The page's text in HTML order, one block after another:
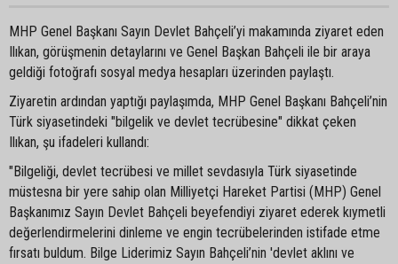
MHP Genel Başkanı Sayın Devlet Bahçeli’yi makamında ziyaret eden
Ilıkan, görüşmenin detaylarını ve Genel Başkan Bahçeli ile bir araya
geldiği fotoğrafı sosyal medya hesapları üzerinden paylaştı.
Ziyaretin ardından yaptığı paylaşımda, MHP Genel Başkanı Bahçeli’nin
Türk siyasetindeki "bilgelik ve devlet tecrübesine" dikkat çeken
Ilıkan, şu ifadeleri kullandı:
"Bilgeliği, devlet tecrübesi ve millet sevdasıyla Türk siyasetinde
müstesna bir yere sahip olan Milliyetçi Hareket Partisi (MHP) Genel
Başkanımız Sayın Devlet Bahçeli beyefendiyi ziyaret ederek kıymetli
değerlendirmelerini dinleme ve engin tecrübelerinden istifade etme
fırsatı buldum. Bilge Liderimiz Sayın Bahçeli’nin 'devlet aklını ve